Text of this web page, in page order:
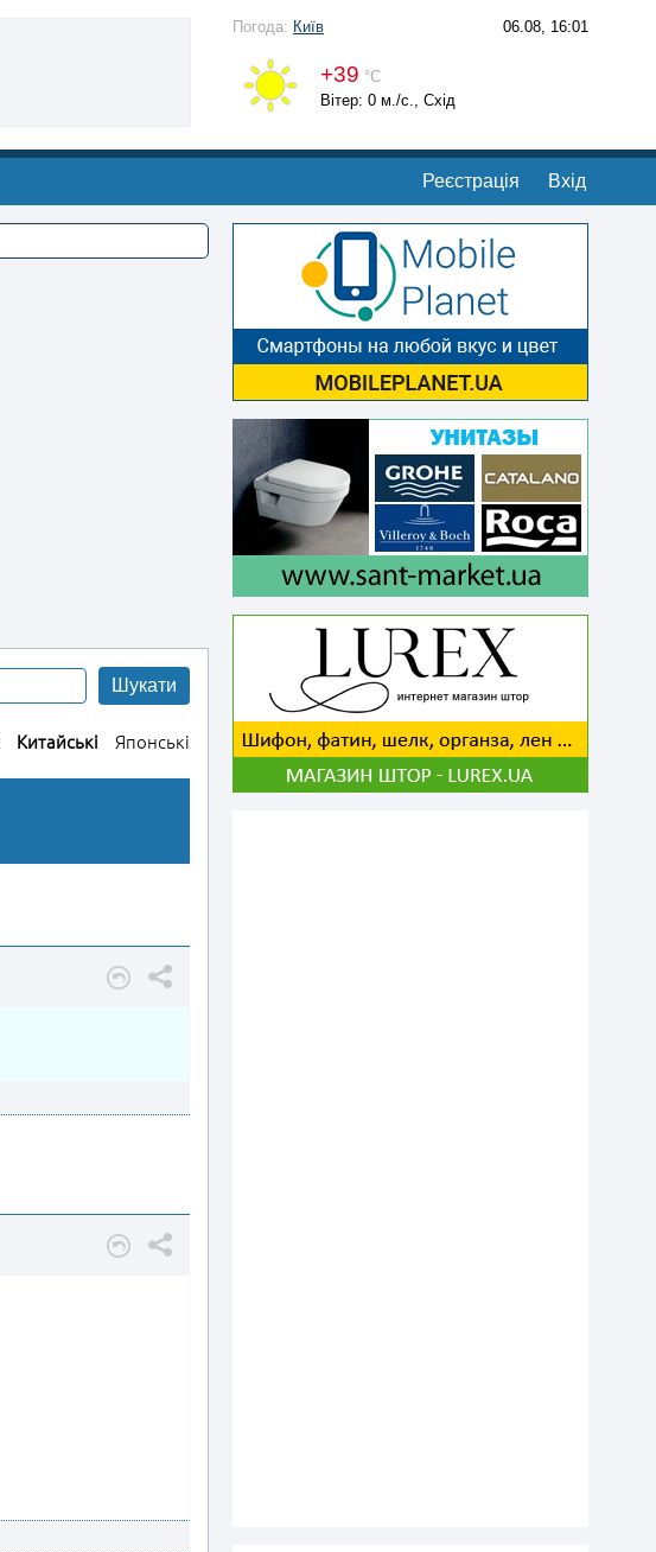
Погода: Київ 06.08, 16:01
+39 °С
Вітер: 0 м./с., Схід
Реєстрація Вхід
Шукати
Китайські Японські